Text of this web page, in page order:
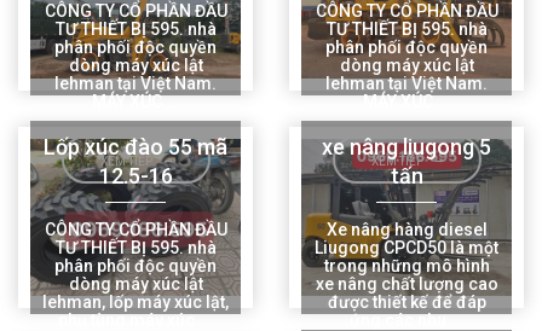
CÔNG TY CỔ PHẦN ĐẦU
TƯ THIẾT BỊ 595. nhà
phân phối độc quyền
dòng máy xúc lật
lehman tại Việt Nam.
MÁY XÚC ...
XEM TIẾP
CÔNG TY CỔ PHẦN ĐẦU
TƯ THIẾT BỊ 595. nhà
phân phối độc quyền
dòng máy xúc lật
lehman tại Việt Nam.
MÁY XÚC ...
XEM TIẾP
Lốp xúc đào 55 mã
12.5-16
CÔNG TY CỔ PHẦN ĐẦU
TƯ THIẾT BỊ 595. nhà
phân phối độc quyền
dòng máy xúc lật
lehman, lốp máy xúc lật,
phụ tùng máy xúc ...
xe nâng liugong 5
tấn
Xe nâng hàng diesel
Liugong CPCD50 là một
trong những mô hình
xe nâng chất lượng cao
được thiết kế để đáp
ứng các nhu ...